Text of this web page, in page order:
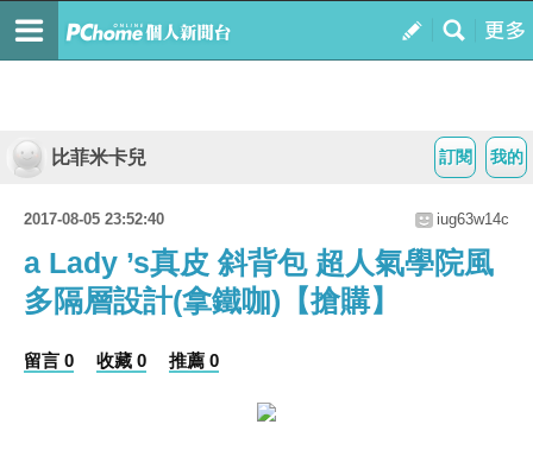
我的
訂閱
比菲米卡兒
2017-08-05 23:52:40 iug63w14c
a Lady ’s真皮 斜背包 超人氣學院風
多隔層設計(拿鐵咖)【搶購】
留言 0 收藏 0 推薦 0